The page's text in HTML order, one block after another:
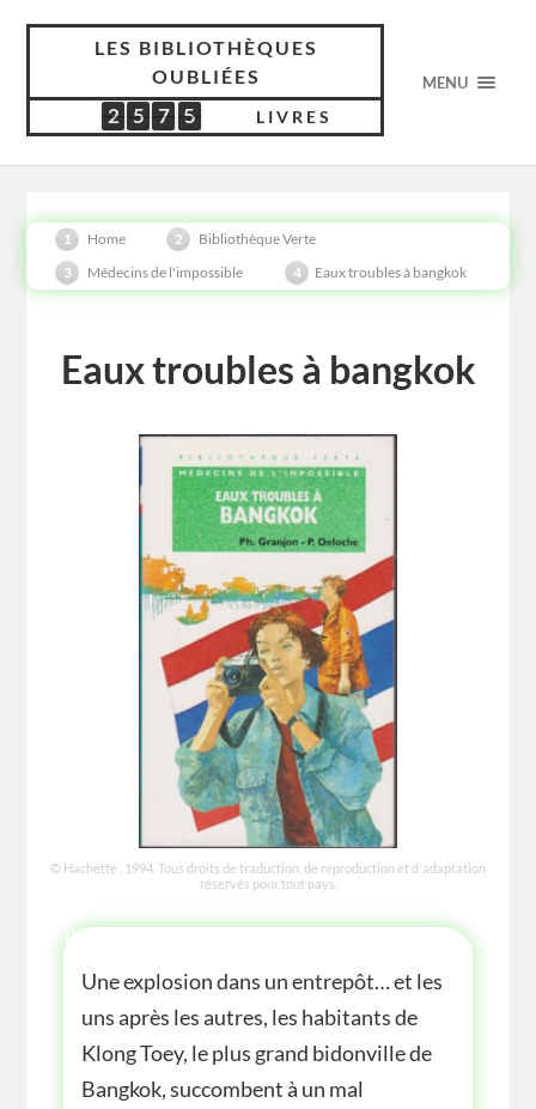
LES BIBLIOTHÈQUES
OUBLIÉES
2
4
2 5
8
5 7
4
7 5
3
5 LIVRES
MENU
Home
Bibliothèque Verte
Médecins de l'impossible
Eaux troubles à bangkok
Eaux troubles à bangkok
© Hachette , 1994. Tous droits de traduction, de reproduction et d'adaptation
réservés pour tout pays.
HISTOIRE
Une explosion dans un entrepôt… et les
uns après les autres, les habitants de
Klong Toey, le plus grand bidonville de
Bangkok, succombent à un mal